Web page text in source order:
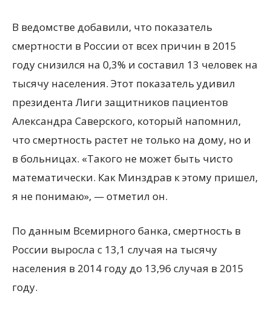
В ведомстве добавили, что показатель
смертности в России от всех причин в 2015
году снизился на 0,3% и составил 13 человек на
тысячу населения. Этот показатель удивил
президента Лиги защитников пациентов
Александра Саверского, который напомнил,
что смертность растет не только на дому, но и
в больницах. «Такого не может быть чисто
математически. Как Минздрав к этому пришел,
я не понимаю», — отметил он.
По данным Всемирного банка, смертность в
России выросла с 13,1 случая на тысячу
населения в 2014 году до 13,96 случая в 2015
году.